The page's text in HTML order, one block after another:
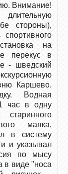
Внимание!
стороны),
на
перекус в
- шведский
Каршево.
Водная
час в одну
маяка,
в систему
и указывал
по мысу
в виде "носа